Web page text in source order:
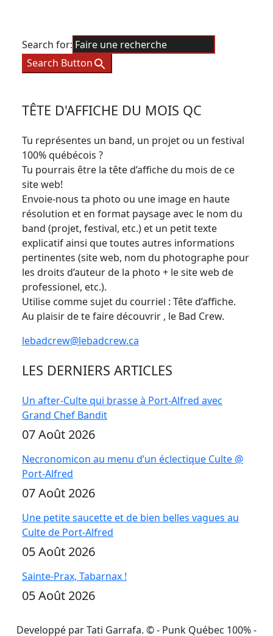
Search for:
Search Button
TÊTE D'AFFICHE DU MOIS QC
Tu représentes un band, un projet ou un festival
100% québécois ?
Tu pourrais être la tête d’affiche du mois de ce
site web!
Envoie-nous ta photo ou une image en haute
résolution et en format paysage avec le nom du
band (projet, festival, etc.) et un petit texte
explicatif ainsi que toutes autres informations
pertinentes (site web, nom du photographe pour
les droits d’auteur de la photo + le site web de
professionel, etc.).
Utilise comme sujet du courriel : Tête d’affiche.
Au plaisir de te faire découvrir , le Bad Crew.
lebadcrew@lebadcrew.ca
LES DERNIERS ARTICLES
Un after-Culte qui brasse à Port-Alfred avec
Grand Chef Bandit
07 Août 2026
Necronomicon au menu d’un éclectique Culte @
Port-Alfred
07 Août 2026
Une petite saucette et de bien belles vagues au
Culte de Port-Alfred
05 Août 2026
Sainte-Prax, Tabarnax !
05 Août 2026
Developpé par Tati Garrafa. ©- Punk Québec 100% -